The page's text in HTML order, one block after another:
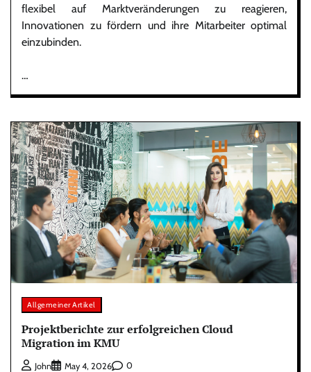
flexibel auf Marktveränderungen zu reagieren,
Innovationen zu fördern und ihre Mitarbeiter optimal
einzubinden.
…
Allgemeiner Artikel
Projektberichte zur erfolgreichen Cloud
Migration im KMU
John May 4, 2026 0